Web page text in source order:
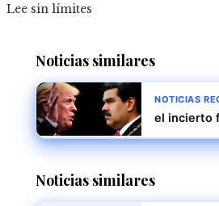
Lee sin límites
Noticias similares
NOTICIAS
el incierto
Noticias similares